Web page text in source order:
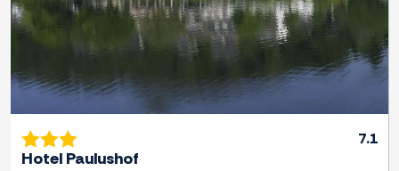
7.1
Hotel Paulushof